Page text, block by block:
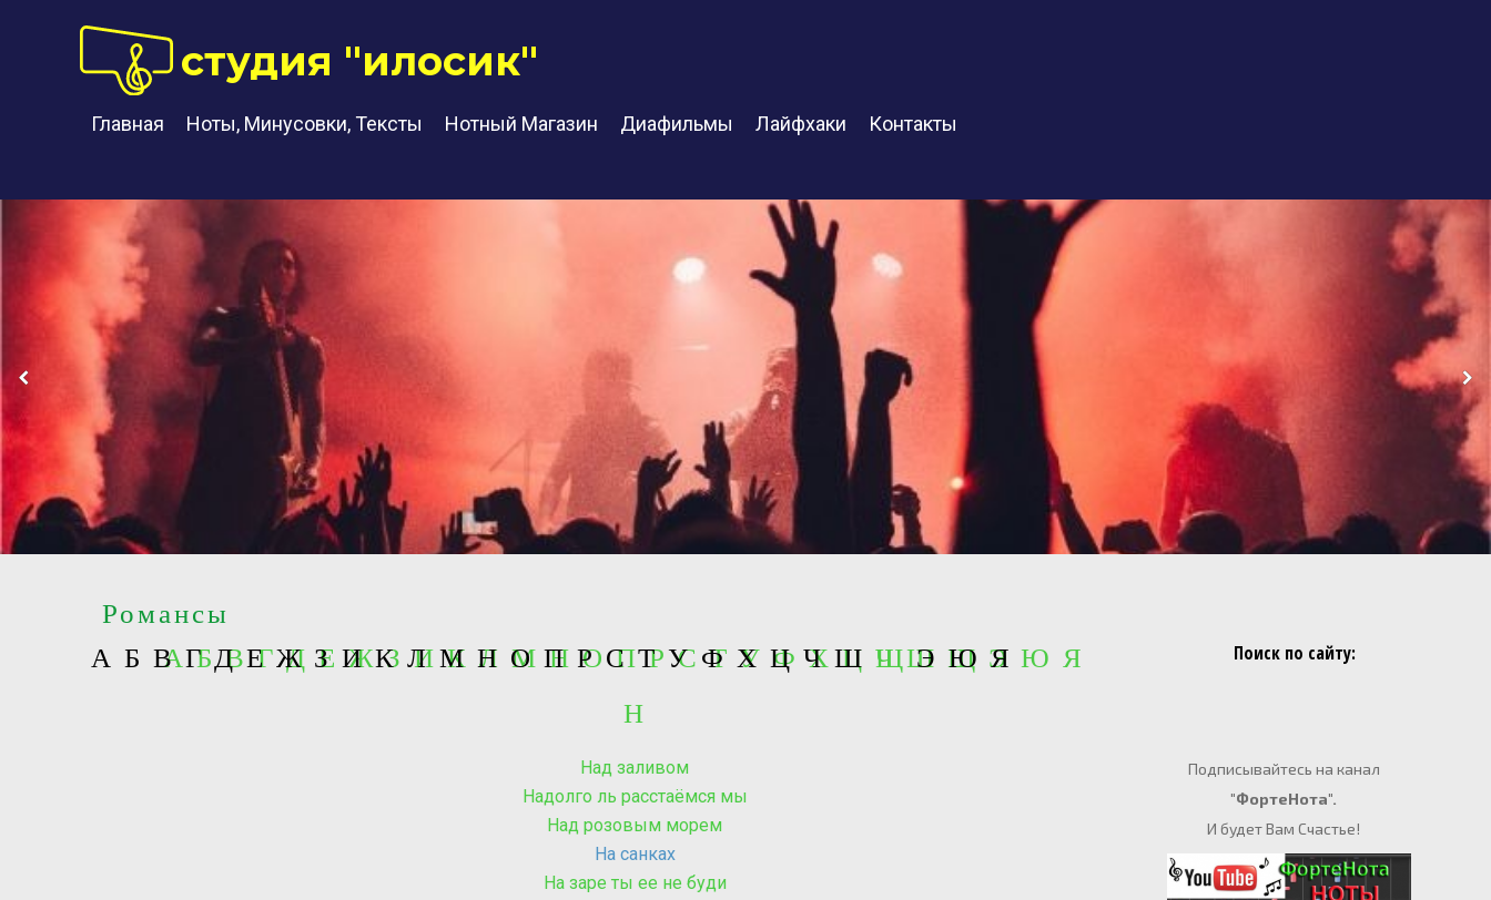
Главная Ноты, Минусовки, Тексты Нотный Магазин Диафильмы Лайфхаки Контакты
студия "илосик"
Поиск по сайту:
Подписывайтесь на канал
"ФортеНота".
И будет Вам Счастье!
А Б В Г ДЕЖ З ИК ЛМ Н О П РСТУ Ф Х Ц ЧШ ЩЭ ЮЯ
А Б В Г Д Е Ж З И К Л М Н О П Р С Т У Ф Х Ц Ч Ш Щ Э Ю Я
Романсы
Н
Над заливом
Надолго ль расстаёмся мы
Над розовым морем
На санках
На заре ты ее не буди